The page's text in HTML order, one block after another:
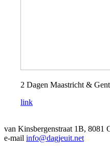
2 Dagen Maastricht & Gent
link
van Kinsbergenstraat 1B, 8081
e-mail info@dagjeuit.net